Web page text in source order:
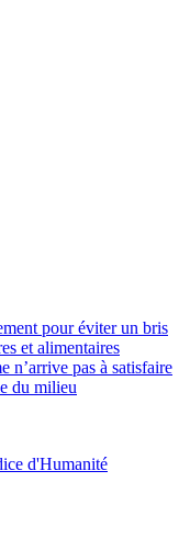
pour éviter un bris
et alimentaires
n’arrive pas à satisfaire
du milieu